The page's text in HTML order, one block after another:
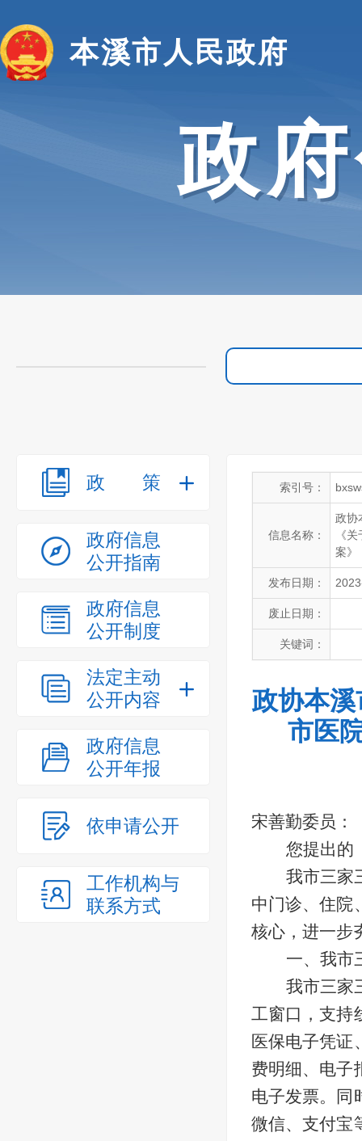
本溪市人民政府
政
政策
政府信息
公开指南
政府信息
公开制度
法定主动
公开内容
政府信息
公开年报
依申请公开
工作机构与
联系方式
索引号：
信息名称：
政协
《
案》
发布日期：
废止日期：
关键词：
政协本
市医
宋善勤委员 ：
您提出的
我市三家
中门诊、住院
核心，进一步
一、我市
我市三家
工窗口，支持
医保电子凭证
费明细、电子
电子发票。同
微信、支付宝